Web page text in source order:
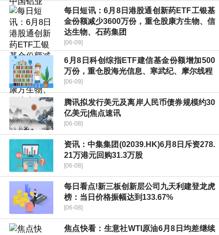
每日短讯：6月8日港股通创新药ETF工银基
金份额减少3600万份，重仓股康方生物、信
达生物、石药集团
[06-09]
6月8日科创综指ETF建信基金份额增加500
万份，重仓股海光信息、寒武纪、摩尔线程
[06-09]
腾讯拟发行美元及离岸人民币债券规模约30
亿美元|焦点速讯
[06-08]
资讯：中集集团(02039.HK)6月8日斥资278.
21万港元回购31.3万股
[06-08]
每日看点!新三板创新层公司九天利建登龙虎
榜：当日价格振幅达到133.67%
[06-08]
焦点快看：生意社WTI原油6月8日均差继续